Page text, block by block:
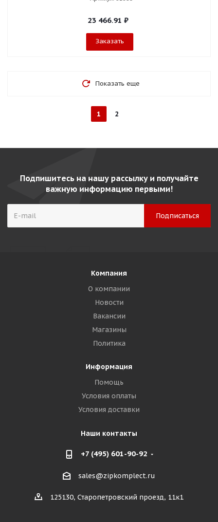
23 466.91 ₽
Заказать
Показать еще
1 2
Подпишитесь на нашу рассылку и получайте
важную информацию первыми!
Компания
О компании
Новости
Вакансии
Магазины
Политика
Информация
Помощь
Условия оплаты
Условия доставки
Наши контакты
+7 (495) 601-90-92
sales@zipkomplect.ru
125130, Старопетровский проезд, 11к1